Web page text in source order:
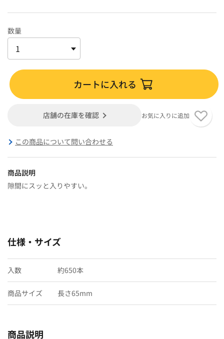
数量
カートに入れる
店舗の在庫を確認 お気に入りに追加
この商品について問い合わせる
商品説明
隙間にスッと入りやすい。
仕様・サイズ
入数 約650本
商品サイズ 長さ65mm
商品説明